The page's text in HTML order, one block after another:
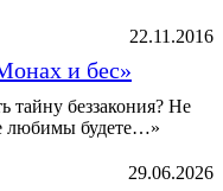
22.11.2016
и бес»
тайну беззакония? Не
любимы будете…»
29.06.2026